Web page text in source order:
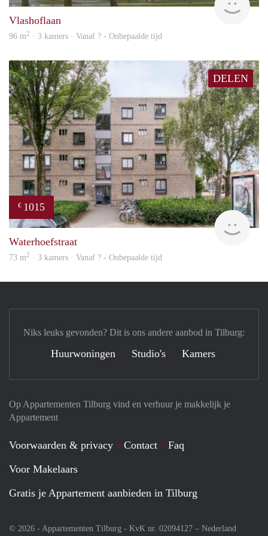
Vlashoflaan
96 m2 · 3 kamers · Vanaf ? - Onbepaalde tijd
DELEN
€ 1015
Waterhoefstraat
73 m2 · 3 kamers · Vanaf ? - Onbepaalde tijd
Op Appartementen Tilburg vind en verhuur je makkelijk je
Appartement
Voorwaarden & privacy Contact
Faq
Voor Makelaars
Gratis je Appartement aanbieden in Tilburg
© 2026 - Appartementen Tilburg - KvK nr. 02094127 – Nederland
Niks leuks gevonden? Dit is ons andere aanbod in Tilburg:
Huurwoningen Studio's Kamers